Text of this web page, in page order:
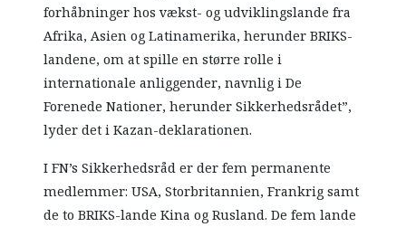
forhåbninger hos vækst- og udviklingslande fra
Afrika, Asien og Latinamerika, herunder BRIKS-
landene, om at spille en større rolle i
internationale anliggender, navnlig i De
Forenede Nationer, herunder Sikkerhedsrådet”,
lyder det i Kazan-deklarationen.
I FN’s Sikkerhedsråd er der fem permanente
medlemmer: USA, Storbritannien, Frankrig samt
de to BRIKS-lande Kina og Rusland. De fem lande